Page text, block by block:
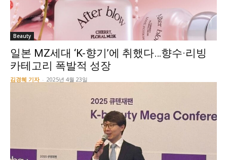
Beauty
일본 MZ세대 ‘K-향기’에 취했다…향수·리빙
카테고리 폭발적 성장
김경혜 기자 - 2025년 4월 23일